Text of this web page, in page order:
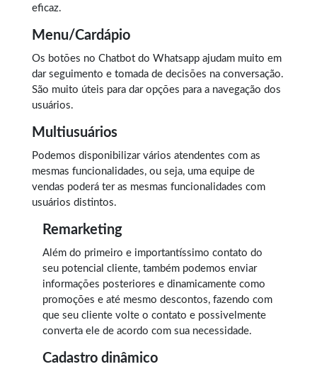
eficaz.
Menu/Cardápio
Os botões no Chatbot do Whatsapp ajudam muito em
dar seguimento e tomada de decisões na conversação.
São muito úteis para dar opções para a navegação dos
usuários.
Multiusuários
Podemos disponibilizar vários atendentes com as
mesmas funcionalidades, ou seja, uma equipe de
vendas poderá ter as mesmas funcionalidades com
usuários distintos.
Remarketing
Além do primeiro e importantíssimo contato do
seu potencial cliente, também podemos enviar
informações posteriores e dinamicamente como
promoções e até mesmo descontos, fazendo com
que seu cliente volte o contato e possivelmente
converta ele de acordo com sua necessidade.
Cadastro dinâmico